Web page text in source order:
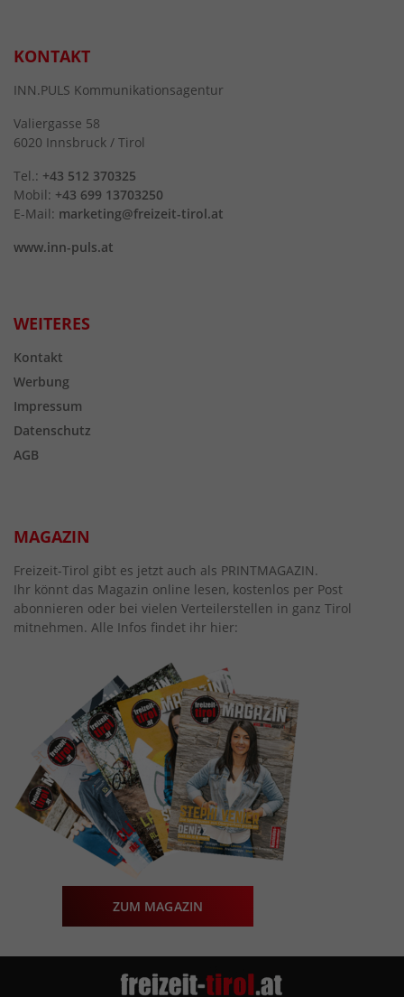
KONTAKT
INN.PULS Kommunikationsagentur
Valiergasse 58
6020 Innsbruck / Tirol
Tel.: +43 512 370325
Mobil: +43 699 13703250
E-Mail: marketing@freizeit-tirol.at
www.inn-puls.at
WEITERES
Kontakt
Werbung
Impressum
Datenschutz
AGB
MAGAZIN
Freizeit-Tirol gibt es jetzt auch als PRINTMAGAZIN.
Ihr könnt das Magazin online lesen, kostenlos per Post
abonnieren oder bei vielen Verteilerstellen in ganz Tirol
mitnehmen. Alle Infos findet ihr hier:
ZUM MAGAZIN